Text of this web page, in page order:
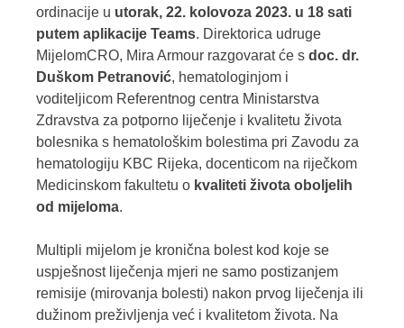
ordinacije u utorak, 22. kolovoza 2023. u 18 sati
putem aplikacije Teams. Direktorica udruge
MijelomCRO, Mira Armour razgovarat će s doc. dr.
Duškom Petranović, hematologinjom i
voditeljicom Referentnog centra Ministarstva
Zdravstva za potporno liječenje i kvalitetu života
bolesnika s hematološkim bolestima pri Zavodu za
hematologiju KBC Rijeka, docenticom na riječkom
Medicinskom fakultetu o kvaliteti života oboljelih
od mijeloma.
Multipli mijelom je kronična bolest kod koje se
uspješnost liječenja mjeri ne samo postizanjem
remisije (mirovanja bolesti) nakon prvog liječenja ili
dužinom preživljenja već i kvalitetom života. Na